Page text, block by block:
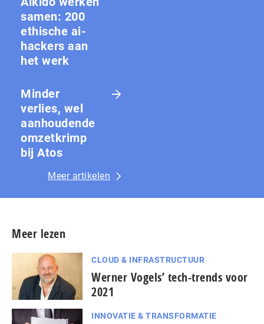
samen: 200
ethische ai-
hackers aan
het werk
Minder
verlies, wel
aanhoudende
omzetkrimp
bij Atos
Meer artikelen
Meer lezen
CLOUD & INFRASTRUCTUUR
Werner Vogels’ tech-trends voor
2021
INNOVATIE & TRANSFORMATIE